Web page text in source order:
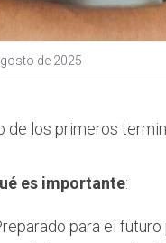
de 2025
de los primeros
es importante:
para el